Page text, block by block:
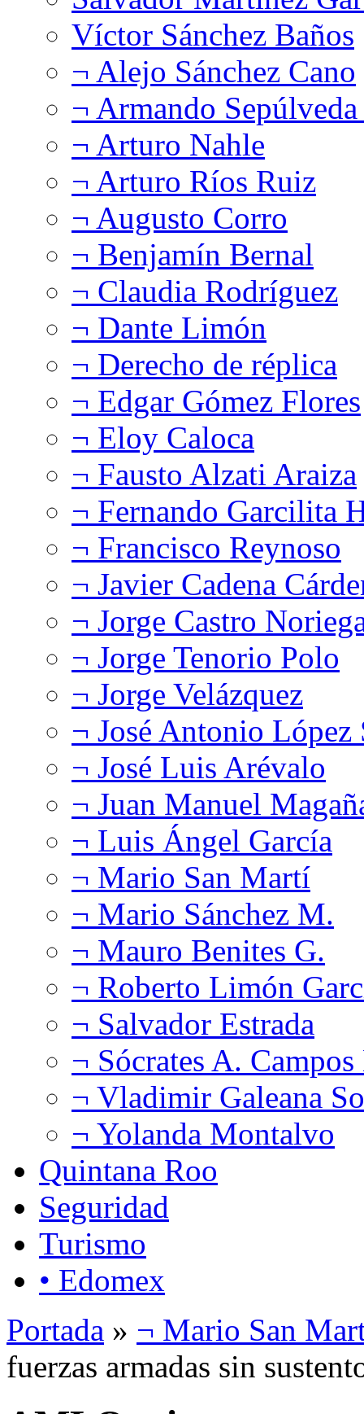
Víctor Sánchez Baños
¬ Alejo Sánchez Cano
¬ Armando
¬ Arturo Nahle
¬ Arturo Ríos Ruiz
¬ Augusto Corro
¬ Benjamín Bernal
¬ Claudia Rodríguez
¬ Dante Limón
¬ Derecho de réplica
¬ Edgar Gómez Flores
¬ Eloy Caloca
¬ Fausto Alzati Araiza
¬ Fernando Garcilita
¬ Francisco Reynoso
¬ Javier Cadena
¬ Jorge Castro
¬ Jorge Tenorio Polo
¬ Jorge Velázquez
¬ José Antonio López
¬ José Luis Arévalo
¬ Juan Manuel
¬ Luis Ángel García
¬ Mario San Martí
¬ Mario Sánchez M.
¬ Mauro Benites G.
¬ Roberto Limón
¬ Salvador Estrada
¬ Sócrates A.
¬ Vladimir Galeana
¬ Yolanda Montalvo
Quintana Roo
Seguridad
Turismo
• Edomex
Portada » ¬ Mario San
fuerzas armadas sin